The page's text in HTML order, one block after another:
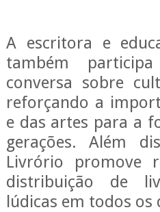
A escritora e
também
conversa sobre
reforçando a
e das artes para a
gerações. Além
Livrório promove
distribuição de
lúdicas em todos os